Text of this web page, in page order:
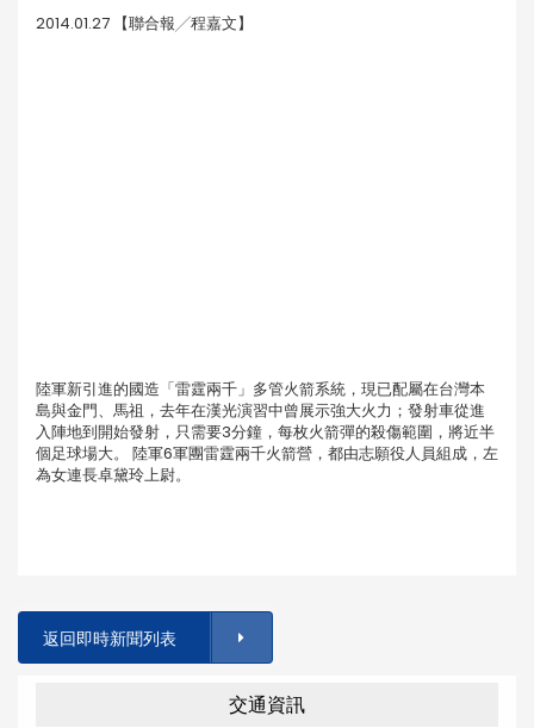
2014.01.27 【聯合報╱程嘉文】
陸軍新引進的國造「雷霆兩千」多管火箭系統，現已配屬在台灣本
島與金門、馬祖，去年在漢光演習中曾展示強大火力；發射車從進
入陣地到開始發射，只需要3分鐘，每枚火箭彈的殺傷範圍，將近半
個足球場大。 陸軍6軍團雷霆兩千火箭營，都由志願役人員組成，左
為女連長卓黛玲上尉。
返回即時新聞列表
交通資訊